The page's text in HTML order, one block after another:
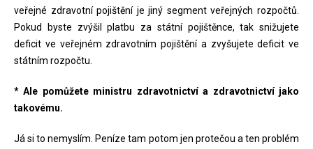
veřejné zdravotní pojištění je jiný segment veřejných rozpočtů.
Pokud byste zvýšil platbu za státní pojištěnce, tak snižujete
deficit ve veřejném zdravotním pojištění a zvyšujete deficit ve
státním rozpočtu.
* Ale pomůžete ministru zdravotnictví a zdravotnictví jako
takovému.
Já si to nemyslím. Peníze tam potom jen protečou a ten problém